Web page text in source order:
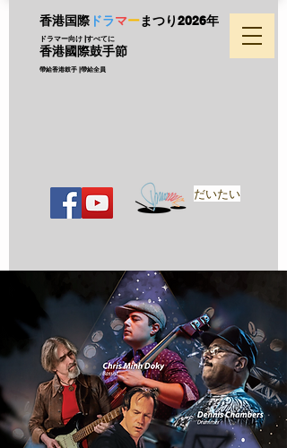
香港国際 ドラマーまつり2026年
ドラマー向け |すべてに
香港國際鼓手節
帶給香港鼓手 |帶給全員
だいたい